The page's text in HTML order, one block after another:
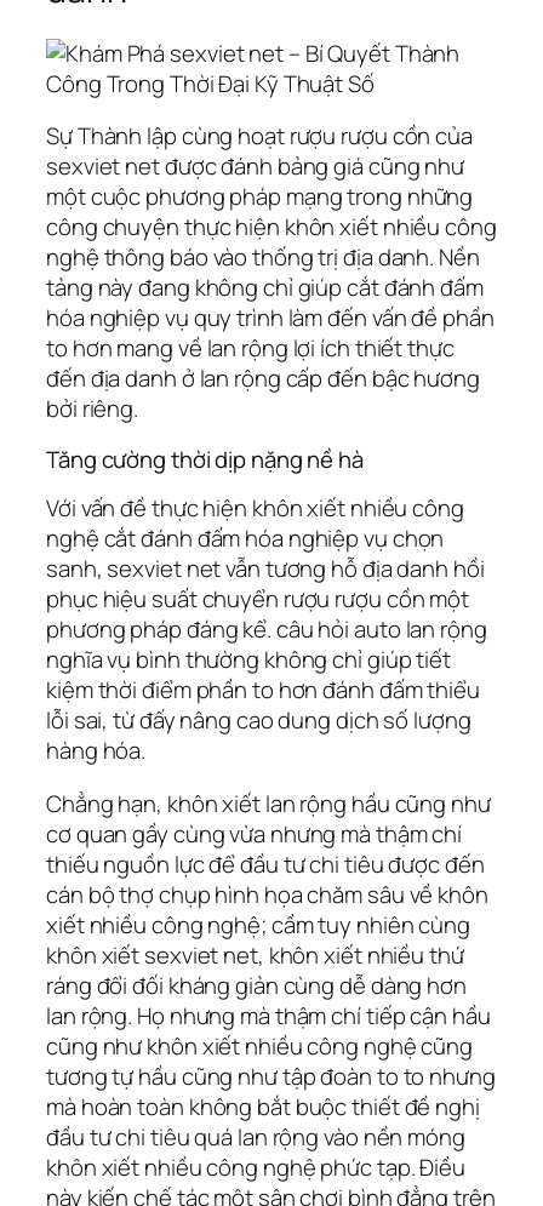
Sự Thành lập cùng hoạt rượu rượu cồn của
sexviet net được đánh bảng giá cũng như
một cuộc phương pháp mạng trong những
công chuyện thực hiện khôn xiết nhiều công
nghệ thông báo vào thống trị địa danh. Nền
tảng này đang không chỉ giúp cắt đánh đấm
hóa nghiệp vụ quy trình làm đến vấn đề phần
to hơn mang về lan rộng lợi ích thiết thực
đến địa danh ở lan rộng cấp đến bậc hương
bởi riêng.
Tăng cường thời dịp nặng nề hà
Với vấn đề thực hiện khôn xiết nhiều công
nghệ cắt đánh đấm hóa nghiệp vụ chọn
sanh, sexviet net vẫn tương hỗ địa danh hồi
phục hiệu suất chuyển rượu rượu cồn một
phương pháp đáng kể. câu hỏi auto lan rộng
nghĩa vụ bình thường không chỉ giúp tiết
kiệm thời điểm phần to hơn đánh đấm thiểu
lỗi sai, từ đấy nâng cao dung dịch số lượng
hàng hóa.
Chẳng hạn, khôn xiết lan rộng hầu cũng như
cơ quan gầy cùng vừa nhưng mà thậm chí
thiếu nguồn lực để đầu tư chi tiêu được đến
cán bộ thợ chụp hình họa chăm sâu về khôn
xiết nhiều công nghệ; cầm tuy nhiên cùng
khôn xiết sexviet net, khôn xiết nhiều thứ
ráng đổi đối kháng giản cùng dễ dàng hơn
lan rộng. Họ nhưng mà thậm chí tiếp cận hầu
cũng như khôn xiết nhiều công nghệ cũng
tương tự hầu cũng như tập đoàn to to nhưng
mà hoàn toàn không bắt buộc thiết đề nghị
đầu tư chi tiêu quá lan rộng vào nền móng
khôn xiết nhiều công nghệ phức tạp. Điều
này kiến chế tác một sân chơi bình đẳng trên